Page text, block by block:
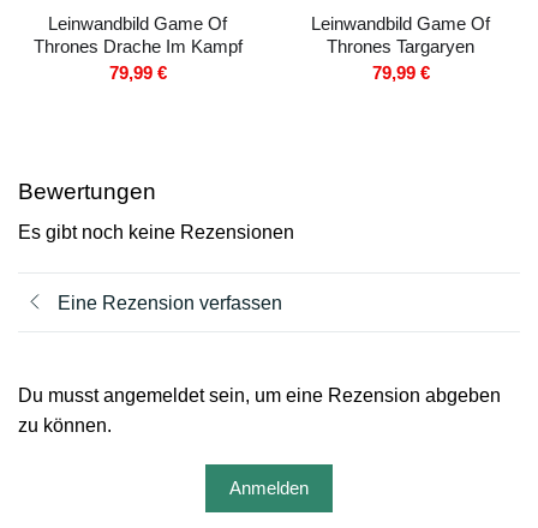
Leinwandbild Game Of
Thrones Drache Im Kampf
79,99 €
Leinwandbild Game Of
Thrones Targaryen
79,99 €
Bewertungen
Es gibt noch keine Rezensionen
Eine Rezension verfassen
Du musst angemeldet sein, um eine Rezension abgeben
zu können.
Anmelden